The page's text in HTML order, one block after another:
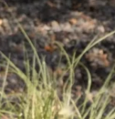
Our Resorts
Our Destinations
Our Brands
Signature